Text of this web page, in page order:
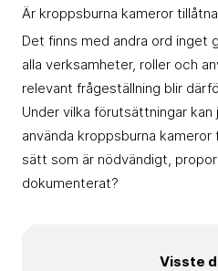
Är kroppsburna kameror
Det finns med andra ord inget
alla verksamheter, roller och
relevant frågeställning blir
Under vilka förutsättningar
använda kroppsburna
sätt som är nödvändigt,
dokumenterat?
Visste